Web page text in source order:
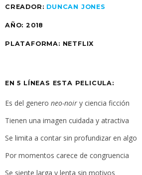
CREADOR: DUNCAN JONES
AÑO: 2018
PLATAFORMA: NETFLIX
EN 5 LÍNEAS ESTA PELICULA:
Es del genero neo-noir y ciencia ficción
Tienen una imagen cuidada y atractiva
Se limita a contar sin profundizar en algo
Por momentos carece de congruencia
Se siente larga y lenta sin motivos